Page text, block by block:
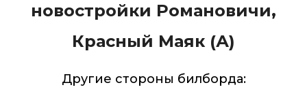
новостройки Романовичи,
Красный Маяк (А)
Другие стороны билборда: